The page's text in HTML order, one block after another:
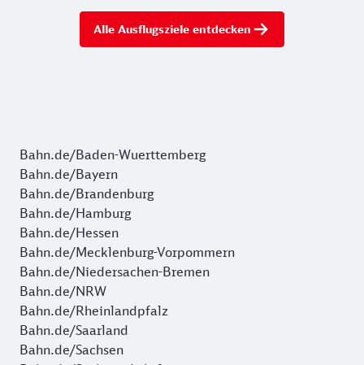
Alle Ausflugsziele entdecken
Bahn.de/Baden-Wuerttemberg
Bahn.de/Bayern
Bahn.de/Brandenburg
Bahn.de/Hamburg
Bahn.de/Hessen
Bahn.de/Mecklenburg-Vorpommern
Bahn.de/Niedersachen-Bremen
Bahn.de/NRW
Bahn.de/Rheinlandpfalz
Bahn.de/Saarland
Bahn.de/Sachsen